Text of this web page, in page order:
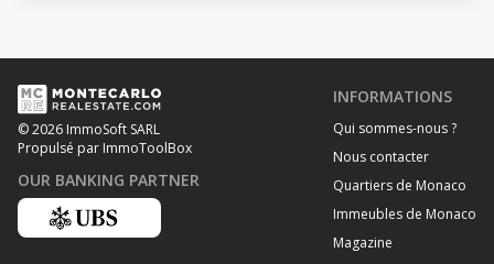
© 2026 ImmoSoft SARL
Propulsé par ImmoToolBox
OUR BANKING PARTNER
INFORMATIONS
Qui sommes-nous ?
Nous contacter
Quartiers de Monaco
Immeubles de Monaco
Magazine